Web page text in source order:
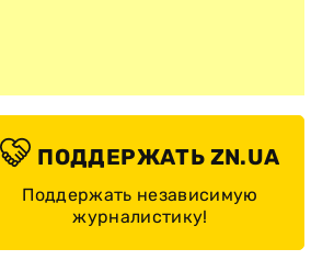
ПОДДЕРЖАТЬ ZN.UA
Поддержать независимую
журналистику!